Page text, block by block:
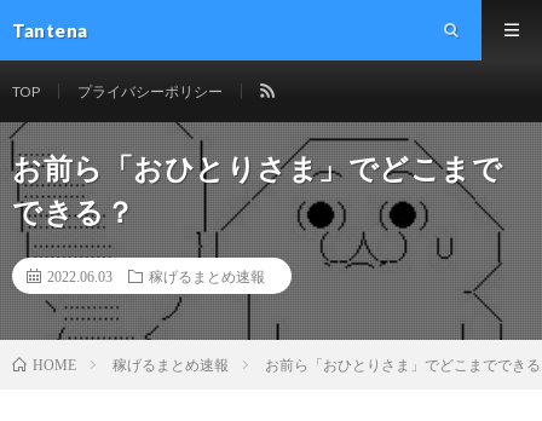
Tantena
TOP プライバシーポリシー
お前ら「おひとりさま」でどこまで
できる？
2022.06.03 稼げるまとめ速報
HOME 稼げるまとめ速報 お前ら「おひとりさま」でどこまででき